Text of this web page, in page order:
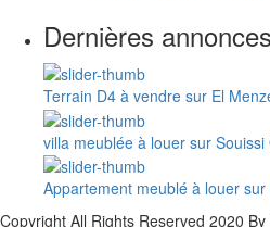
Dernières annonces
Terrain D4 à vendre sur El
villa meublée à louer sur Souissi
Appartement meublé à louer sur
Copyright All Rights Reserved 2020